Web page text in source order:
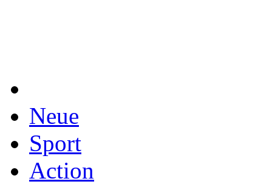
Neue
Sport
Action